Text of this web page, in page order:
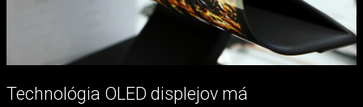
Technológia OLED displejov má